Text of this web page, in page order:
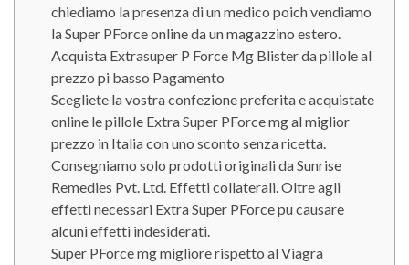
chiediamo la presenza di un medico poich vendiamo
la Super PForce online da un magazzino estero.
Acquista Extrasuper P Force Mg Blister da pillole al
prezzo pi basso Pagamento
Scegliete la vostra confezione preferita e acquistate
online le pillole Extra Super PForce mg al miglior
prezzo in Italia con uno sconto senza ricetta.
Consegniamo solo prodotti originali da Sunrise
Remedies Pvt. Ltd. Effetti collaterali. Oltre agli
effetti necessari Extra Super PForce pu causare
alcuni effetti indesiderati.
Super PForce mg migliore rispetto al Viagra